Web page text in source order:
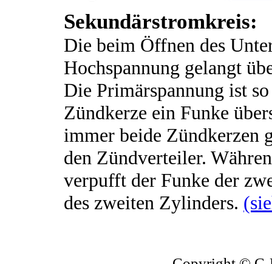
Sekundärstromkreis:
Die beim Öffnen des
Hochspannung gelangt
Die Primärspannung ist
Zündkerze ein Funke
immer beide Zündkerzen
den Zündverteiler.
verpufft der Funke der
des zweiten Zylinders.